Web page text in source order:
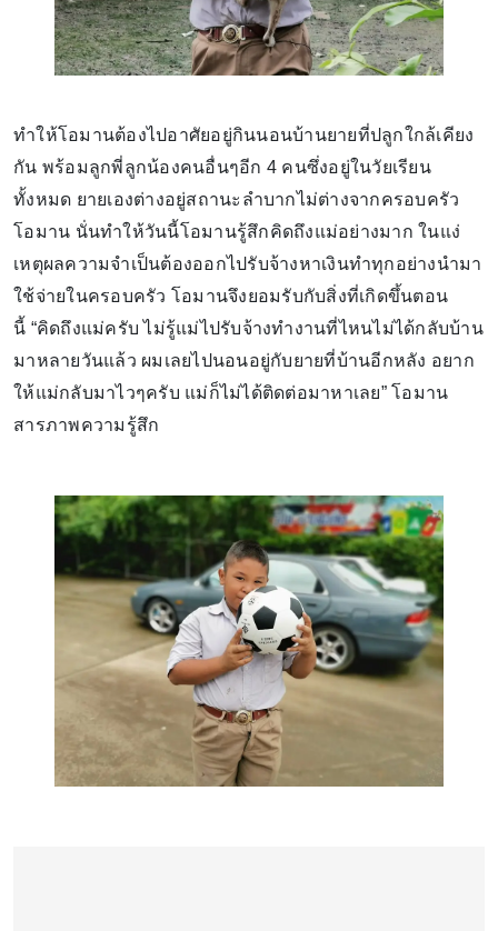
ทำให้โอมานต้องไปอาศัยอยู่กินนอนบ้านยายที่ปลูกใกล้เคียง
กัน พร้อมลูกพี่ลูกน้องคนอื่นๆอีก 4 คนซึ่งอยู่ในวัยเรียน
ทั้งหมด ยายเองต่างอยู่สถานะลำบากไม่ต่างจากครอบครัว
โอมาน นั่นทำให้วันนี้โอมานรู้สึกคิดถึงแม่อย่างมาก ในแง่
เหตุผลความจำเป็นต้องออกไปรับจ้างหาเงินทำทุกอย่างนำมา
ใช้จ่ายในครอบครัว โอมานจึงยอมรับกับสิ่งที่เกิดขึ้นตอน
นี้ “คิดถึงแม่ครับ ไม่รู้แม่ไปรับจ้างทำงานที่ไหนไม่ได้กลับบ้าน
มาหลายวันแล้ว ผมเลยไปนอนอยู่กับยายที่บ้านอีกหลัง อยาก
ให้แม่กลับมาไวๆครับ แม่ก็ไม่ได้ติดต่อมาหาเลย” โอมาน
สารภาพความรู้สึก